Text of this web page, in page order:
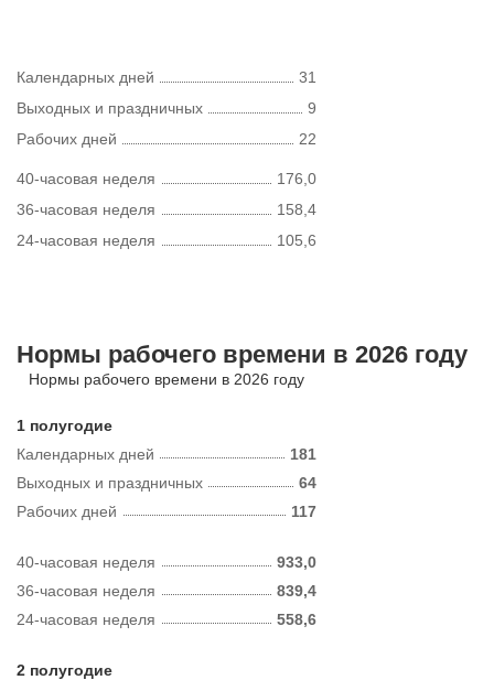
Календарных дней
31
Выходных и праздничных
9
Рабочих дней
22
40-часовая неделя
176,0
36-часовая неделя
158,4
24-часовая неделя
105,6
Нормы рабочего времени в 2026 году
Нормы рабочего времени в 2026 году
1 полугодие
Календарных дней
181
Рабочих дней 117
Выходных и праздничных 64
40-часовая неделя
933,0
36-часовая неделя
839,4
24-часовая неделя
558,6
2 полугодие